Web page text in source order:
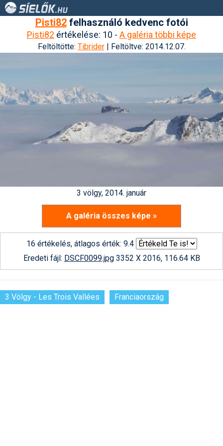
Pisti82felhasználó kedvenc fotói
Pisti82 értékelése: 10 - A galéria többi képe
Feltöltötte: Tibrider| Feltöltve: 2014.12.07.
3 völgy, 2014. január
A galéria összes képe »
16 értékelés, átlagos érték: 9.4
Eredeti fájl: DSCF0099.jpg3352 X 2016, 116.64 KB
3 Völgy - Les Trois Vallées Franciaország